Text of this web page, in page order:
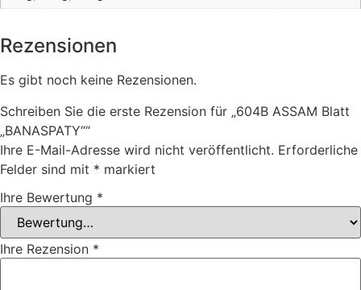
Rezensionen
Es gibt noch keine Rezensionen.
Schreiben Sie die erste Rezension für „604B ASSAM Blatt
„BANASPATY““
Ihre E-Mail-Adresse wird nicht veröffentlicht. Erforderliche
Felder sind mit * markiert
Ihre Bewertung *
Ihre Rezension *